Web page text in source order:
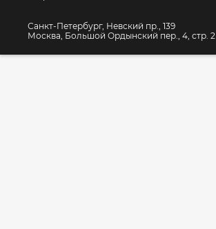
Санкт-Петербург, Невский пр., 139
Москва, Большой Ордынский пер., 4, стр. 2